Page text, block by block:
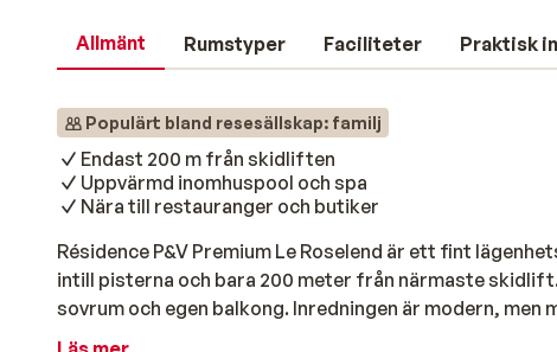
Allmänt Rumstyper Faciliteter Praktisk
Populärt bland resesällskap: familj
Endast 200 m från skidliften
Uppvärmd inomhuspool och spa
Nära till restauranger och butiker
Résidence P&V Premium Le Roselend är ett fint
intill pisterna och bara 200 meter från närmaste
sovrum och egen balkong. Inredningen är modern, men
bekväm vistelse. Efter skidåkningen kan du förvara